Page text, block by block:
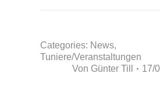
Categories: News,
Tuniere/Veranstaltungen
Von Günter Till 17/